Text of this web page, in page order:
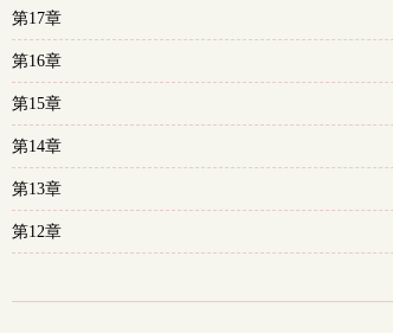
第17章
第16章
第15章
第14章
第13章
第12章